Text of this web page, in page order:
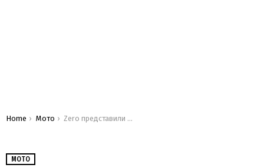
You are here:
Home Мото Zero представили две новые модели электромотоциклов SR/F с новой системой быстрой зарядки
МОТО